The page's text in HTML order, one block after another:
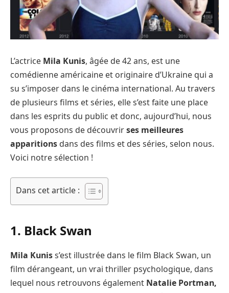
L’actrice Mila Kunis, âgée de 42 ans, est une
comédienne américaine et originaire d’Ukraine qui a
su s’imposer dans le cinéma international. Au travers
de plusieurs films et séries, elle s’est faite une place
dans les esprits du public et donc, aujourd’hui, nous
vous proposons de découvrirses meilleures
apparitions dans des films et des séries, selon nous.
Voici notre sélection !
Dans cet article :
1. Black Swan
Mila Kuniss’est illustrée dans le film Black Swan, un
film dérangeant, un vrai thriller psychologique, dans
lequel nous retrouvons également Natalie Portman,